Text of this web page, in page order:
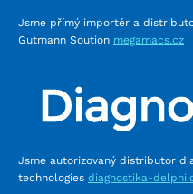
Jsme přímý importér a
Gutmann Soution megamacs.cz
Jsme autorizovaný distributor
technologies diagnostika-